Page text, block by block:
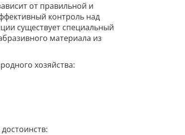
от правильной и
контроль над
существует специальный
материала из
хозяйства: